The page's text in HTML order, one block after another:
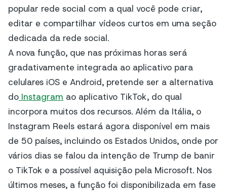
popular rede social com a qual você pode criar,
editar e compartilhar vídeos curtos em uma seção
dedicada da rede social.
A nova função, que nas próximas horas será
gradativamente integrada ao aplicativo para
celulares iOS e Android, pretende ser a alternativa
do Instagram ao aplicativo TikTok, do qual
incorpora muitos dos recursos. Além da Itália, o
Instagram Reels estará agora disponível em mais
de 50 países, incluindo os Estados Unidos, onde por
vários dias se falou da intenção de Trump de banir
o TikTok e a possível aquisição pela Microsoft. Nos
últimos meses, a função foi disponibilizada em fase